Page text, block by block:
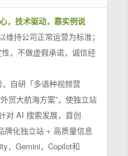
，技术驱动，靠实例说
维持公司正常运营为标准；
，不做虚假承诺，诚信经
自研「多语种视频营
贸大航海方案”，使独立站
对 AI 搜索发展，首创
牌化独立站 + 高质量信息
，Gemini，Copilot和